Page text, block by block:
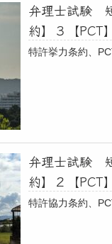
弁理士試験
約】３【PCT】
特許挙力条約、
弁理士試験
約】２【PCT】
特許協力条約、